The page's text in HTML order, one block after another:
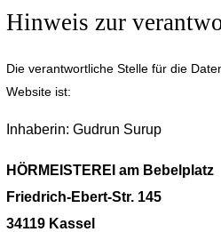
Hinweis zur
Die verantwortliche Stelle für die
Website ist:
Inhaberin: Gudrun Surup
HÖRMEISTEREI am Bebelplatz
Friedrich-Ebert-Str. 145
34119 Kassel